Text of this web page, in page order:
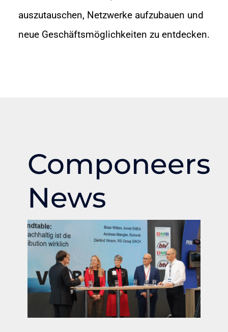
auszutauschen, Netzwerke aufzubauen und
neue Geschäftsmöglichkeiten zu entdecken.
Componeers
News